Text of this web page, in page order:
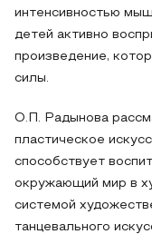
интенсивностью
детей активно
произведение,
силы.
О.П. Радынова
пластическое
способствует
окружающий мир в
системой
танцевального